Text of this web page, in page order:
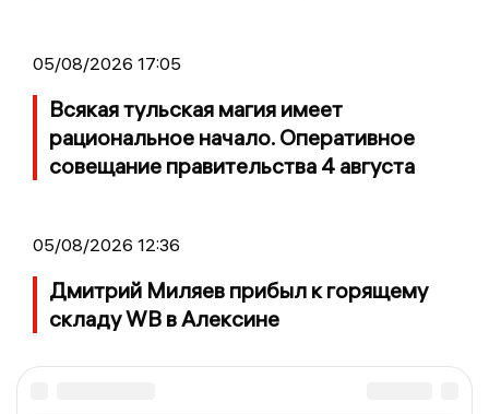
05/08/2026 17:05
Всякая тульская магия имеет
рациональное начало. Оперативное
совещание правительства 4 августа
05/08/2026 12:36
Дмитрий Миляев прибыл к горящему
складу WB в Алексине